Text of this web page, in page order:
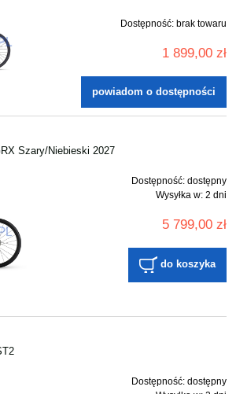
Dostępność: brak towaru
1 899,00 zł
powiadom o dostępności
Szary/Niebieski 2027
Dostępność: dostępny
Wysyłka w: 2 dni
5 799,00 zł
do koszyka
Dostępność: dostępny